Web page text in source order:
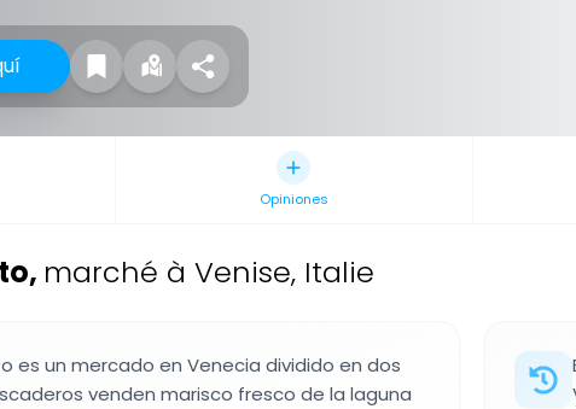
Opiniones
, marché à Venise, Italie
es un mercado en Venecia dividido en dos
venden marisco fresco de la laguna